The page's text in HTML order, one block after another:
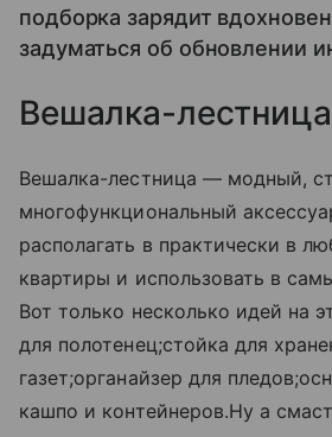
подборка зарядит
задуматься об обновлении
Вешалка-лестница
Вешалка-лестница — модный,
многофункциональный
располагать в практически в
квартиры и использовать в
Вот только несколько идей на
для полотенец;стойка для
газет;органайзер для
кашпо и контейнеров.Ну а